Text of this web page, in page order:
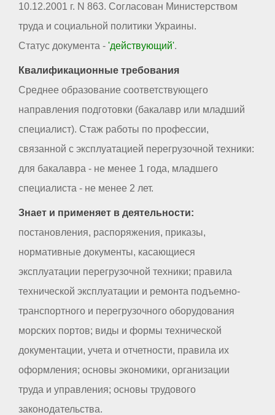
10.12.2001 г. N 863. Согласован Министерством
труда и социальной политики Украины.
Статус документа - 'действующий'.
Квалификационные требования
Среднее образование соответствующего
направления подготовки (бакалавр или младший
специалист). Стаж работы по профессии,
связанной с эксплуатацией перегрузочной техники:
для бакалавра - не менее 1 года, младшего
специалиста - не менее 2 лет.
Знает и применяет в деятельности:
постановления, распоряжения, приказы,
нормативные документы, касающиеся
эксплуатации перегрузочной техники; правила
технической эксплуатации и ремонта подъемно-
транспортного и перегрузочного оборудования
морских портов; виды и формы технической
документации, учета и отчетности, правила их
оформления; основы экономики, организации
труда и управления; основы трудового
законодательства.